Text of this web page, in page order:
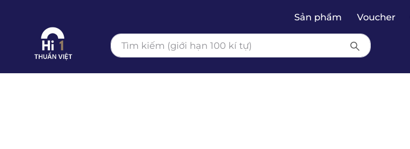
Sản phẩm Voucher